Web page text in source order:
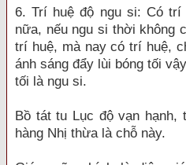
6. Trí huệ độ ngu si: Có trí
nữa, nếu ngu si thời không
trí huệ, mà nay có trí huệ,
ánh sáng đẩy lùi bóng tối
tối là ngu si.
Bồ tát tu Lục độ vạn
hàng Nhị thừa là chỗ này.